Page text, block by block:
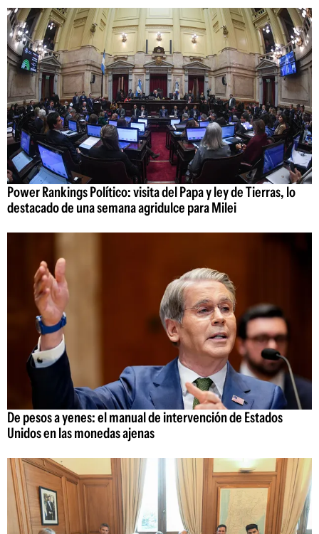
Power Rankings Político: visita del Papa y ley de Tierras, lo
destacado de una semana agridulce para Milei
De pesos a yenes: el manual de intervención de Estados
Unidos en las monedas ajenas